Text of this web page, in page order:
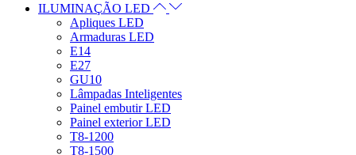
ILUMINAÇÃO LED
Apliques LED
Armaduras LED
E14
E27
GU10
Lâmpadas Inteligentes
Painel embutir LED
Painel exterior LED
T8-1200
T8-1500